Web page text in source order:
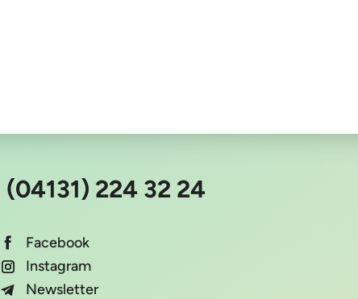
(04131) 224 32 24
Facebook
Instagram
Newsletter